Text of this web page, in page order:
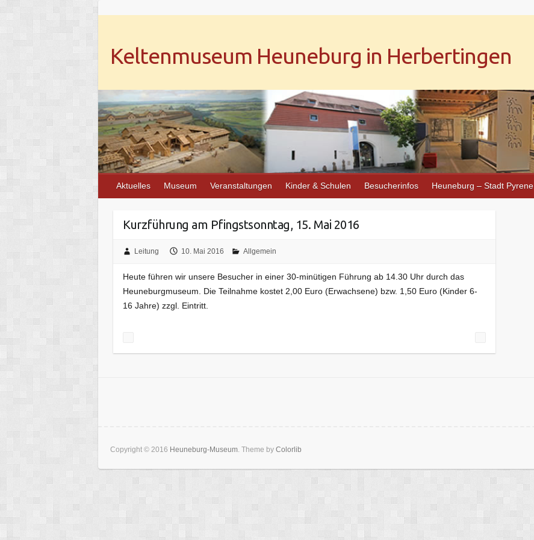
Keltenmuseum Heuneburg in Herbertingen
Aktuelles Museum Veranstaltungen Kinder & Schulen Besucherinfos Heuneburg – Stadt Pyrene
Kurzführung am Pfingstsonntag, 15. Mai 2016
Leitung 10. Mai 2016 Allgemein
Heute führen wir unsere Besucher in einer 30-minütigen Führung ab 14.30 Uhr durch das
Heuneburgmuseum. Die Teilnahme kostet 2,00 Euro (Erwachsene) bzw. 1,50 Euro (Kinder 6-
16 Jahre) zzgl. Eintritt.
Copyright © 2016 Heuneburg-Museum. Theme by Colorlib